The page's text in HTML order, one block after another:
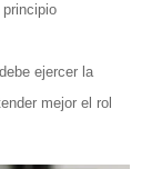
ejercer la
mejor el rol